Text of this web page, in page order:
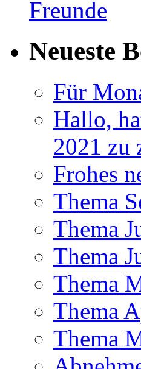
Neueste
Für
Hallo,
2021 zu
Frohes
Thema
Thema
Thema
Thema
Thema
Thema